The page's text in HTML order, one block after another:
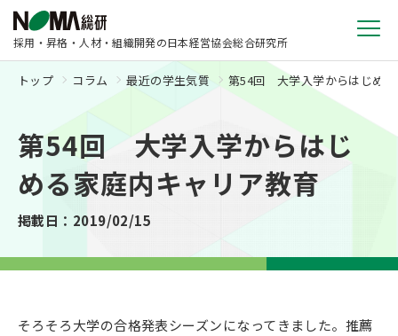
採用・昇格・人材・組織開発の日本経営協会総合研究所
トップ コラム 最近の学生気質 第54回 大学入学からはじめ
第54回 大学入学からはじ
める家庭内キャリア教育
掲載日：2019/02/15
そろそろ大学の合格発表シーズンになってきました。推薦